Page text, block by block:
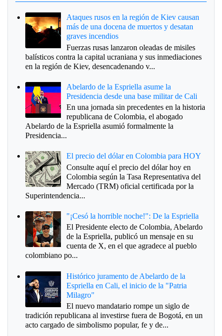
Ataques rusos en la región de Kiev causan
más de una docena de muertos y desatan
graves incendios
Fuerzas rusas lanzaron oleadas de misiles
balísticos contra la capital ucraniana y sus inmediaciones
en la región de Kiev, desencadenando v...
Abelardo de la Espriella asume la
Presidencia desde una base militar de Cali
En una jornada sin precedentes en la historia
republicana de Colombia, el abogado
Abelardo de la Espriella asumió formalmente la
Presidencia...
El precio del dólar en Colombia para HOY
Consulte aquí el precio del dólar hoy en
Colombia según la Tasa Representativa del
Mercado (TRM) oficial certificada por la
Superintendencia...
"¡Cesó la horrible noche!": De la Espriella
El Presidente electo de Colombia, Abelardo
de la Espriella, publicó un mensaje en su
cuenta de X, en el que agradece al pueblo
colombiano po...
Histórico juramento de Abelardo de la
Espriella en Cali, el inicio de la "Patria
Milagro"
El nuevo mandatario rompe un siglo de
tradición republicana al investirse fuera de Bogotá, en un
acto cargado de simbolismo popular, fe y de...